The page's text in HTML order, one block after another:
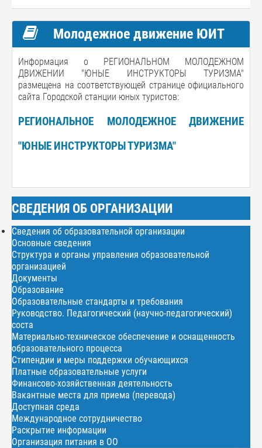
Молодежное движение ЮИТ
Информация о РЕГИОНАЛЬНОМ МОЛОДЕЖНОМ
ДВИЖЕНИИ "ЮНЫЕ ИНСТРУКТОРЫ ТУРИЗМА"
размещена на соответствующей странице официального
сайта Городской станции юных туристов:
РЕГИОНАЛЬНОЕ МОЛОДЕЖНОЕ ДВИЖЕНИЕ
"ЮНЫЕ ИНСТРУКТОРЫ ТУРИЗМА"
СВЕДЕНИЯ ОБ ОРГАНИЗАЦИИ
Сведения об образовательной организации
Основные сведения
Структура и органы управления образовательной
организацией
Документы
Образование
Образовательные стандарты и требования
Руководство. Педагогический (научно-педагогический)
соста
Материально-техническое обеспечение и оснащенность
образовательного процесса
Стипендии и меры поддержки обучающихся
Платные образовательные услуги
Финансово-хозяйственная деятельность
Вакантные места для приема (перевода)
Доступная среда
Международное сотрудничество
Раскрытие информации
Организация питания в ОО